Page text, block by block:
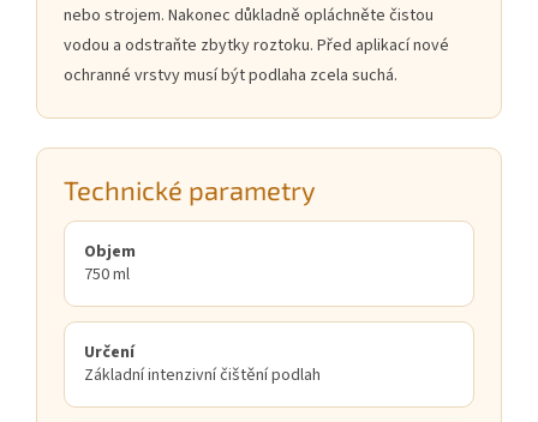
nebo strojem. Nakonec důkladně opláchněte čistou
vodou a odstraňte zbytky roztoku. Před aplikací nové
ochranné vrstvy musí být podlaha zcela suchá.
Technické parametry
Objem
750 ml
Určení
Základní intenzivní čištění podlah